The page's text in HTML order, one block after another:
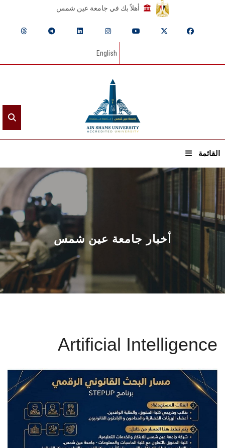
أهلاً بك في جامعة عين شمس
English
القائمة
الرئيسيـة
عن الجامعة
القطاعـات
الشئون الأكاديمية
البحث العلمي
المراكز والوحدات
الأنظمة الذكية
الإعلام
تواصل معنا
أخبار جامعة عين شمس
Artificial Intelligence